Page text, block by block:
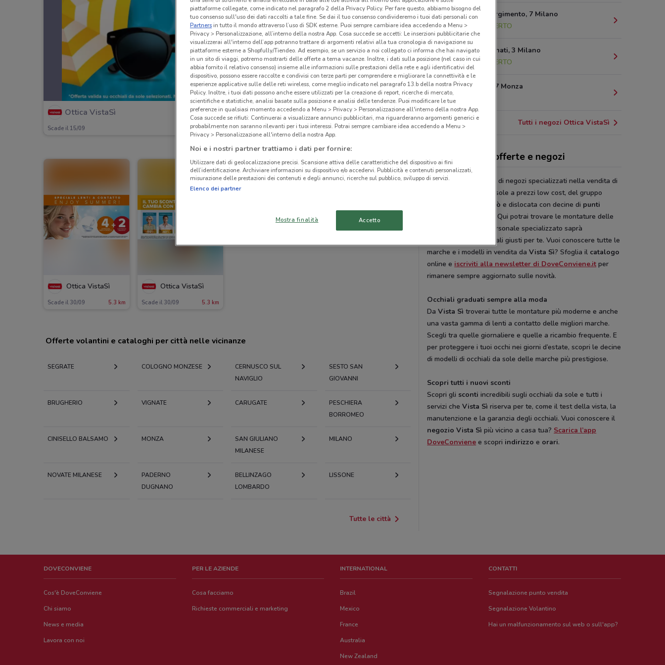
Ottica VistaSì
Scade il 15/09 5.3 km
Ottica VistaSì
Scade il 30/09 5.3 km
Ottica VistaSì
Scade il 30/09 5.3 km
Offerte volantini e cataloghi per città nelle vicinanze
SEGRATE COLOGNO MONZESE
CERNUSCO SUL
NAVIGLIO
SESTO SAN
GIOVANNI
BRUGHERIO VIGNATE CARUGATE
PESCHIERA
BORROMEO
CINISELLO BALSAMO MONZA
SAN GIULIANO
MILANESE
MILANO
NOVATE MILANESE
PADERNO
DUGNANO
BELLINZAGO
LOMBARDO
LISSONE
Tutte le città
Piazza Risorgimento, 7 Milano
7.3 km
APERTO
Via C. Imbonati, 3 Milano
8.4 km
APERTO
Via Lario, 17 Monza
Tutti i negozi Ottica VistaSì
Ottica VistaSì, offerte e negozi
Vista Sì
è una catena di negozi specializzati nella vendita di
occhiali da vista e da sole a prezzi low cost, del gruppo
Salmoiraghi e Viganò e dislocata con decine di punti
in tutta Italia. Qui potrai trovare le montature delle
migliori marche e il personale specializzato saprà
confezionare gli occhiali giusti per te. Vuoi conoscere tutte le
marche e i modelli in vendita daVista Sì? Sfoglia il catalogo
online e iscriviti alla newsletter di DoveConviene.it per
rimanere sempre aggiornato sulle novità.
Occhiali graduati sempre alla moda
DaVista Sì troverai tutte le montature più moderne e anche
una vasta gamma di lenti a contatto delle migliori marche.
Scegli tra quelle giornaliere e quelle a ricambio frequente. E
per proteggere i tuoi occhi nei giorni d’estate, scopri le decine
di modelli di occhiali da sole delle marche più prestigiose.
Scopri tutti i nuovi sconti
Scopri gli sconti incredibili sugli occhiali da sole e tutti i
servizi cheVista Sì riserva per te, come il test della vista, la
manutenzione e la garanzia degli occhiali. Vuoi conoscere il
negozio Vista Sì più vicino a casa tua? Scarica l’app
DoveConviene e scopri indirizzo e orari.
DOVECONVIENE
Cos'è DoveConviene
Chi siamo
News e media
Lavora con noi
PER LE AZIENDE
Cosa facciamo
Richieste commerciali e marketing
INTERNATIONAL
Brazil
Mexico
France
Australia
New Zealand
CONTATTI
Segnalazione punto vendita
Segnalazione Volantino
Hai un malfunzionamento sul web o sull'app?
piattaforme collegate, come indicato nel paragrafo 2 della Privacy Policy. Per fare questo, abbiamo bisogno del
tuo consenso sull'uso dei dati raccolti a tale fine. Se dai il tuo consenso condivideremo i tuoi dati personali con
Partnersin tutto il mondo attraverso l’uso di SDK esterne. Puoi sempre cambiare idea accedendo a Menu >
Privacy > Personalizzazione, all’interno della nostra App. Cosa succede se accetti: Le inserzioni pubblicitarie che
visualizzerai all'interno dell’app potranno trattare di argomenti relativi alla tua cronologia di navigazione su
piattaforme esterne a Shopfully/Tiendeo. Ad esempio, se un servizio a noi collegato ci informa che hai navigato
in un sito di viaggi, potremo mostrarti delle offerte a tema vacanze. Inoltre, i dati sulla posizione (nel caso in cui
abbia fornito il relativo consenso) insieme alle informazioni sulle prestazioni della rete e agli identificativi del
dispositivo, possono essere raccolte e condivisi con terze parti per comprendere e migliorare la connettività e le
esperienze applicative sulle delle reti wireless, come meglio indicato nel paragrafo 13.b della nostra Privacy
Policy. Inoltre, i tuoi dati possono anche essere utilizzati per la creazione di report, ricerche di mercato,
scientifiche e statistiche, analisi basate sulla posizione e analisi delle tendenze. Puoi modificare le tue
preferenze in qualsiasi momento accedendo a Menu > Privacy > Personalizzazione all'interno della nostra App.
Cosa succede se rifiuti: Continuerai a visualizzare annunci pubblicitari, ma riguarderanno argomenti generici e
probabilmente non saranno rilevanti per i tuoi interessi. Potrai sempre cambiare idea accedendo a Menu >
Privacy > Personalizzazione all'interno della nostra App.
Noi e i nostri partner trattiamo i dati per fornire:
Utilizzare dati di geolocalizzazione precisi. Scansione attiva delle caratteristiche del dispositivo ai fini
dell’identificazione. Archiviare informazioni su dispositivo e/o accedervi. Pubblicità e contenuti personalizzati,
misurazione delle prestazioni dei contenuti e degli annunci, ricerche sul pubblico, sviluppo di servizi.
Elenco dei partner
Mostra finalità Accetto